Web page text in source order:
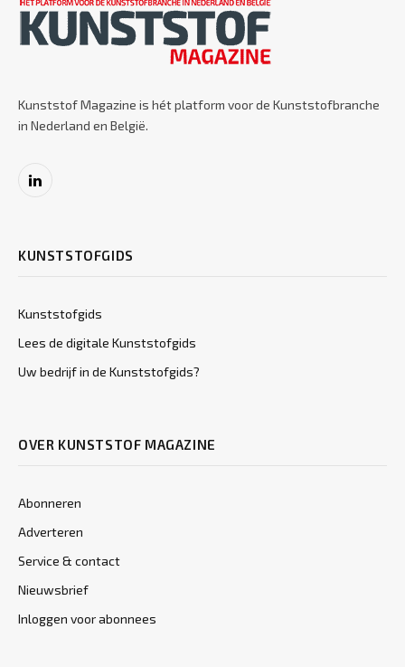
Kunststof Magazine is hét platform voor de Kunststofbranche
in Nederland en België.
LinkedIn
KUNSTSTOFGIDS
Kunststofgids
Lees de digitale Kunststofgids
Uw bedrijf in de Kunststofgids?
OVER KUNSTSTOF MAGAZINE
Abonneren
Adverteren
Service & contact
Nieuwsbrief
Inloggen voor abonnees